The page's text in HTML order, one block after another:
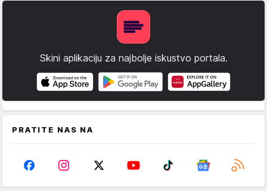
Skini aplikaciju za najbolje iskustvo portala.
PRATITE NAS NA